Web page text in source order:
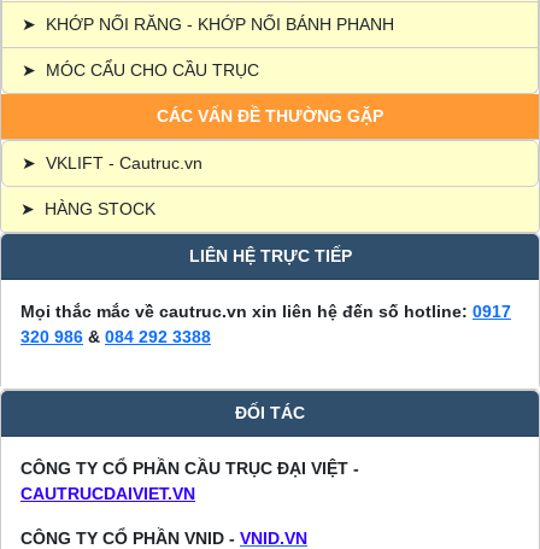
➤ KHỚP NỐI RĂNG - KHỚP NỐI BÁNH PHANH
➤ MÓC CẨU CHO CẦU TRỤC
CÁC VẤN ĐỀ THƯỜNG GẶP
➤ VKLIFT - Cautruc.vn
➤ HÀNG STOCK
LIÊN HỆ TRỰC TIẾP
Mọi thắc mắc về cautruc.vn xin liên hệ đến số hotline: 0917
320 986 & 084 292 3388
ĐỐI TÁC
CÔNG TY CỔ PHẦN CẦU TRỤC ĐẠI VIỆT -
CAUTRUCDAIVIET.VN
CÔNG TY CỔ PHẦN VNID - VNID.VN